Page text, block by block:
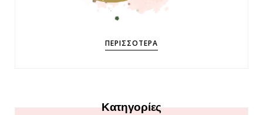
ΠΕΡΙΣΣΌΤΕΡΑ
Κατηγορίες